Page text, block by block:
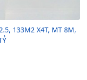
133M2 X4T, MT 8M,